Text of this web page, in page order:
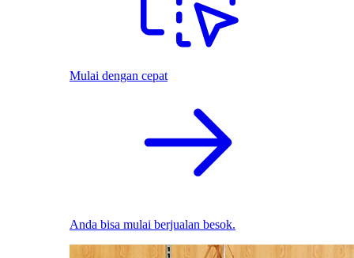
Mulai dengan cepat
Anda bisa mulai berjualan besok.